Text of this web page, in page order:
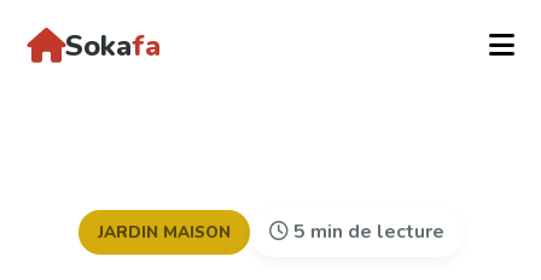
Sokafa
JARDIN MAISON 5 min de lecture